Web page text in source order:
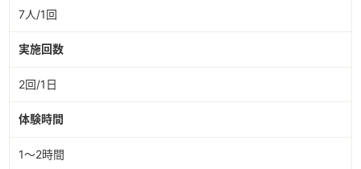
7人/1回
実施回数
2回/1日
体験時間
1～2時間